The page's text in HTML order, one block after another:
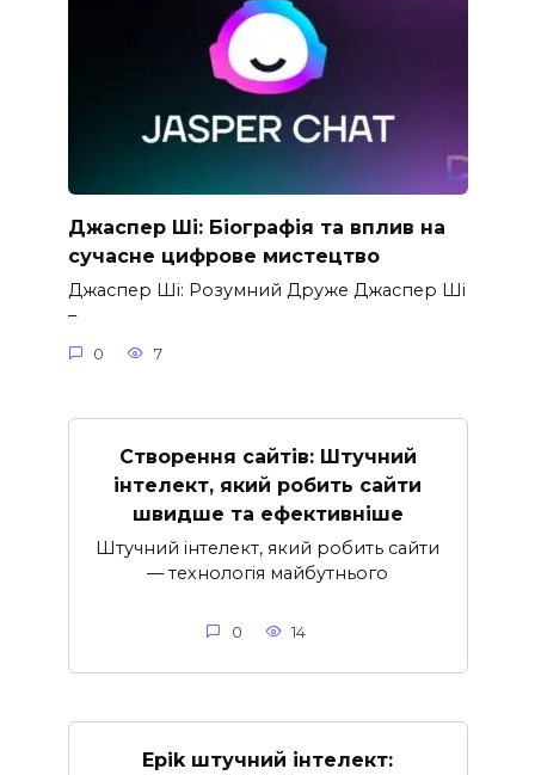
Джаспер Ші: Біографія та вплив на
сучасне цифрове мистецтво
Джаспер Ші: Розумний Друже Джаспер Ші
–
0 7
Створення сайтів: Штучний
інтелект, який робить сайти
швидше та ефективніше
Штучний інтелект, який робить сайти
— технологія майбутнього
0 14
Epik штучний інтелект: